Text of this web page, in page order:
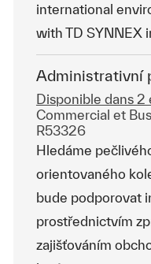
international
with TD SYNNEX
Administrativní
Disponible dans 2
Catégorie
Commercial et
R53326
Hledáme
orientovaného
bude podporovat
prostřednictvím
zajišťováním